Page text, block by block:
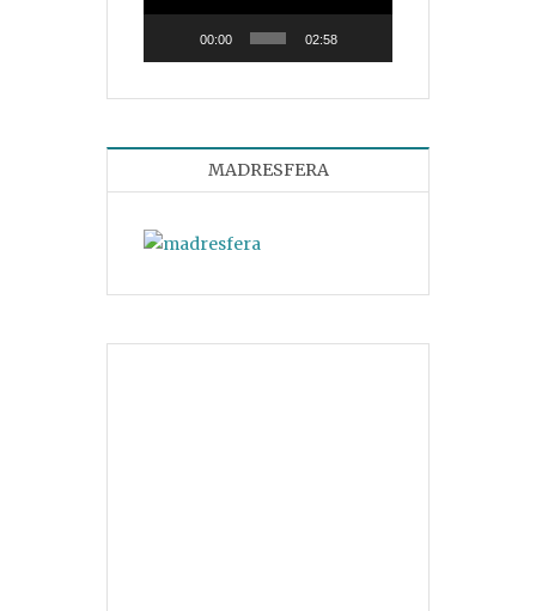
00:00 02:58
MADRESFERA